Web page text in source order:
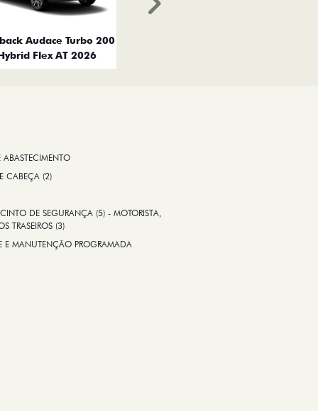
Audace Turbo 200
Flex AT 2026
Próximo
ABASTECIMENTO
CABEÇA (2)
DE SEGURANÇA (5) - MOTORISTA,
TRASEIROS (3)
E MANUTENÇÃO PROGRAMADA